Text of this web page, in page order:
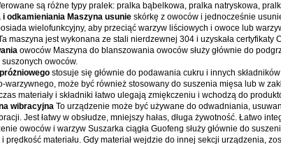
są różne typy pralek: pralka bąbelkowa, pralka natryskowa,
i odkamieniania Maszyna usunie skórkę z owoców i jednocześnie
wielofunkcyjny, aby przeciąć warzyw liściowych i owoce lub
maszyna jest wykonana ze stali nierdzewnej 304 i uzyskała certyfikaty
owoców Maszyna do blanszowania owoców służy głównie do
owoców.
stosuje się głównie do podawania cukru i innych
warzywnego, może być również stosowany do suszenia mięsa lub w
materiały i składniki łatwo ulegają zmiękczeniu i wchodzą do
wibracyjna To urządzenie może być używane do odwadniania,
Jest łatwy w obsłudze, mniejszy hałas, długa żywotność. Łatwo
owoców i warzyw Suszarka ciągła Guofeng służy głównie do
prędkość materiału. Gdy materiał wejdzie do innej sekcji urządzenia,